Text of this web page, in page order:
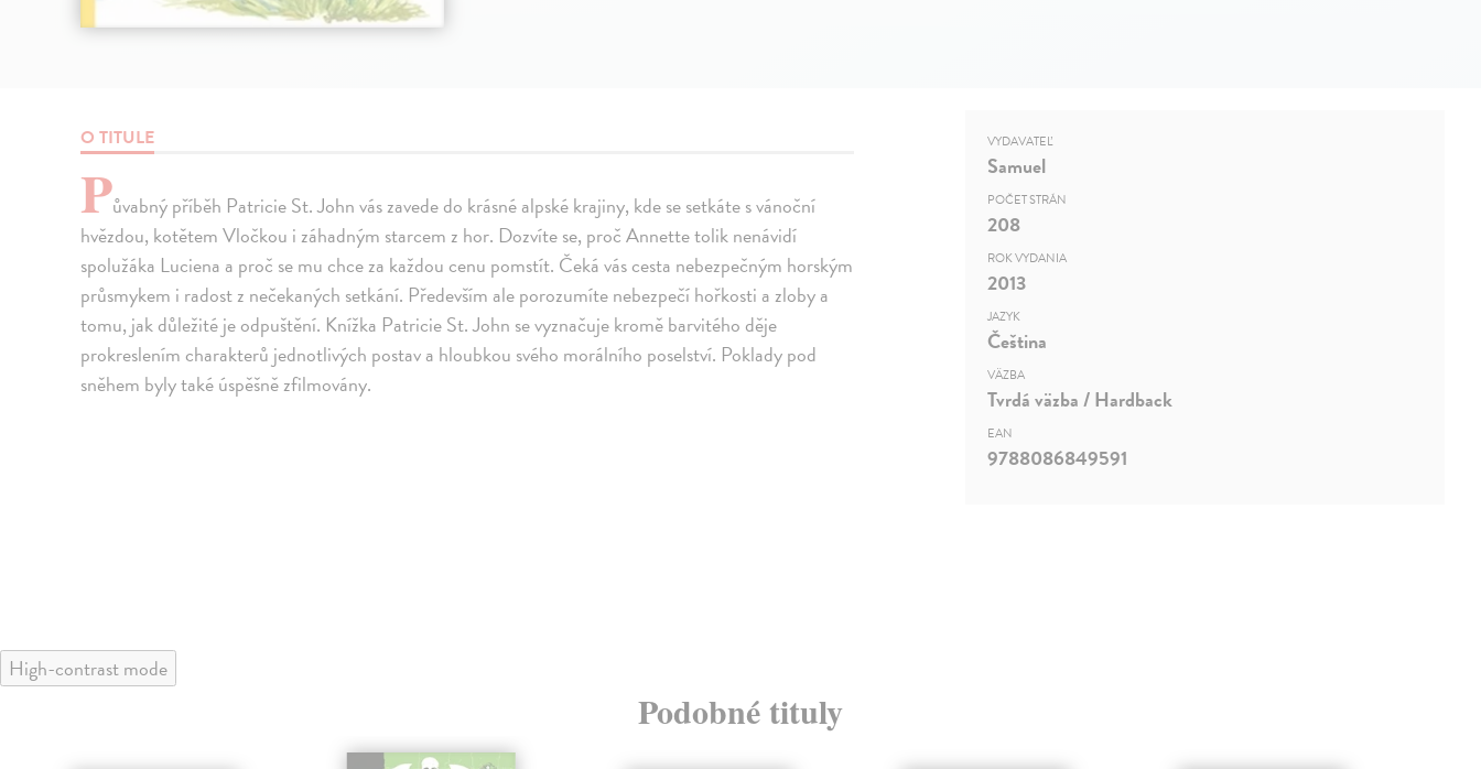
O TITULE
Půvabný příběh Patricie St. John vás zavede do krásné alpské krajiny, kde se setkáte s vánoční
hvězdou, kotětem Vločkou i záhadným starcem z hor. Dozvíte se, proč Annette tolik nenávidí
spolužáka Luciena a proč se mu chce za každou cenu pomstít. Čeká vás cesta nebezpečným horským
průsmykem i radost z nečekaných setkání. Především ale porozumíte nebezpečí hořkosti a zloby a
tomu, jak důležité je odpuštění. Knížka Patricie St. John se vyznačuje kromě barvitého děje
prokreslením charakterů jednotlivých postav a hloubkou svého morálního poselství. Poklady pod
sněhem byly také úspěšně zfilmovány.
VYDAVATEĽ
Samuel
POČET STRÁN
208
ROK VYDANIA
2013
JAZYK
Čeština
VÄZBA
Tvrdá väzba / Hardback
EAN
9788086849591
High-contrast mode
Podobné tituly